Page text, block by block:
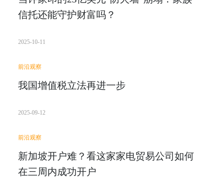
信托还能守护财富吗？
2025-10-11
前沿观察
我国增值税立法再进一步
2025-09-12
前沿观察
新加坡开户难？看这家家电贸易公司如何
在三周内成功开户